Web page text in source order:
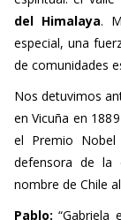
especial, una
de comunidades
Nos detuvimos
el Premio
defensora de
Pablo:“Gabriela